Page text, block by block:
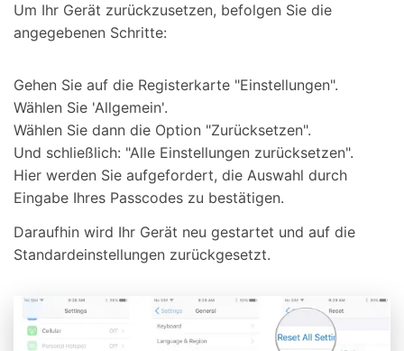
Um Ihr Gerät zurückzusetzen, befolgen Sie die
angegebenen Schritte:
Gehen Sie auf die Registerkarte "Einstellungen".
Wählen Sie 'Allgemein'.
Wählen Sie dann die Option "Zurücksetzen".
Und schließlich: "Alle Einstellungen zurücksetzen".
Hier werden Sie aufgefordert, die Auswahl durch
Eingabe Ihres Passcodes zu bestätigen.
Daraufhin wird Ihr Gerät neu gestartet und auf die
Standardeinstellungen zurückgesetzt.